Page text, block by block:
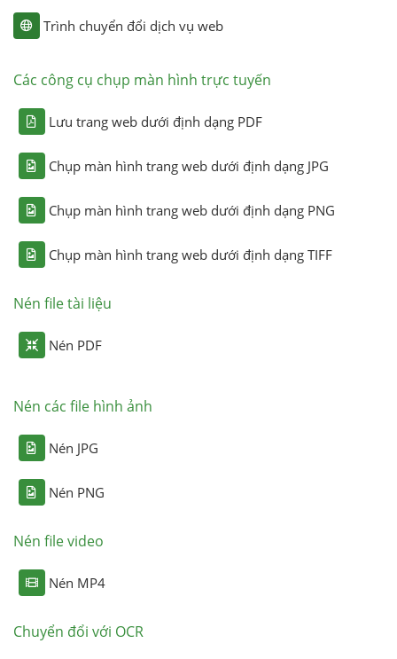
Trình chuyển đổi dịch vụ web
Các công cụ chụp màn hình trực tuyến
Lưu trang web dưới định dạng PDF
Chụp màn hình trang web dưới định dạng JPG
Chụp màn hình trang web dưới định dạng PNG
Chụp màn hình trang web dưới định dạng TIFF
Nén file tài liệu
Nén PDF
Nén các file hình ảnh
Nén JPG
Nén PNG
Nén file video
Nén MP4
Chuyển đổi với OCR